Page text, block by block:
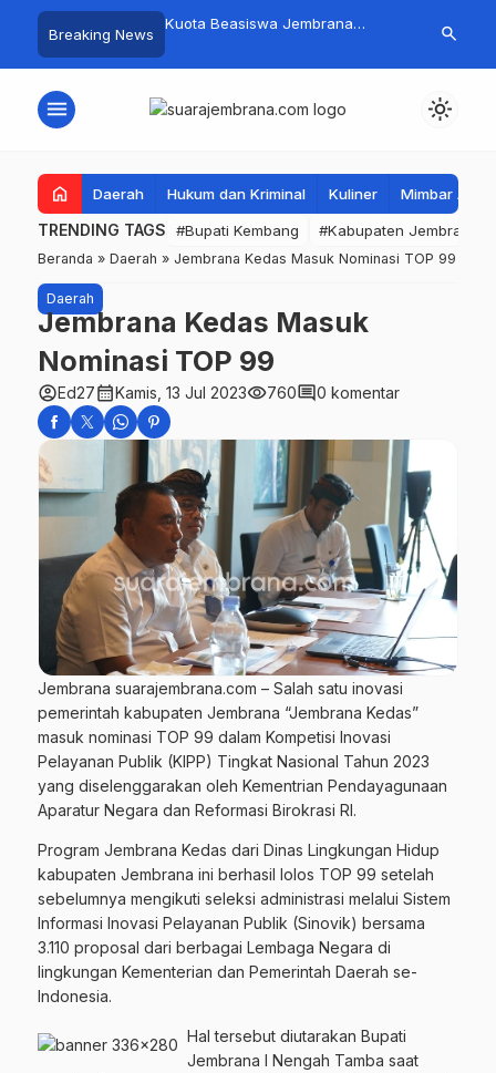
Breaking News
Kembang Beri
Warga Sri
Kuota Beasiswa Jembrana
Siapkan Upaya Penambahan di
Fantastis!
Jembrana
search
menu light_mode
home Daerah Hukum dan Kriminal Kuliner Mimbar
TRENDING TAGS #Bupati Kembang #Kabupaten Jembrana
Beranda » Daerah » Jembrana Kedas Masuk Nominasi TOP 99
Daerah
Jembrana Kedas Masuk
Nominasi TOP 99
account_circleEd27calendar_monthKamis, 13 Jul 2023visibility760comment0 komentar
Jembrana suarajembrana.com – Salah satu inovasi
pemerintah kabupaten Jembrana “Jembrana Kedas”
masuk nominasi TOP 99 dalam Kompetisi Inovasi
Pelayanan Publik (KIPP) Tingkat Nasional Tahun 2023
yang diselenggarakan oleh Kementrian Pendayagunaan
Aparatur Negara dan Reformasi Birokrasi RI.
Program Jembrana Kedas dari Dinas Lingkungan Hidup
kabupaten Jembrana ini berhasil lolos TOP 99 setelah
sebelumnya mengikuti seleksi administrasi melalui Sistem
Informasi Inovasi Pelayanan Publik (Sinovik) bersama
3.110 proposal dari berbagai Lembaga Negara di
lingkungan Kementerian dan Pemerintah Daerah se-
Indonesia.
Hal tersebut diutarakan Bupati
Jembrana I Nengah Tamba saat